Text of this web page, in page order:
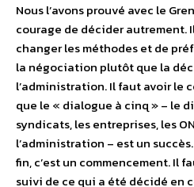
Nous l’avons prouvé avec le
courage de décider autrement.
changer les méthodes et de
la négociation plutôt que la
l’administration. Il faut avoir le
que le « dialogue à cinq » – le
syndicats, les entreprises, les
l’administration – est un
fin, c’est un commencement. Il
suivi de ce qui a été décidé en